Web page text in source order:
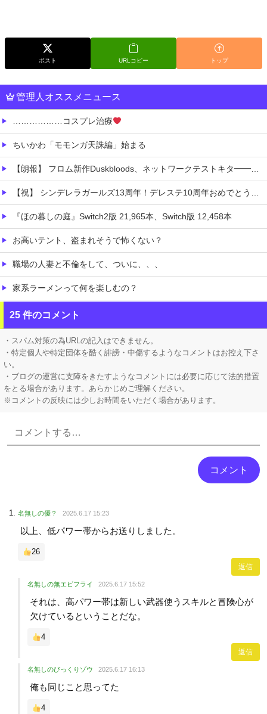
ポスト URLコピー トップ
管理人オススメニュース
………………コスプレ治療
ちいかわ「モモンガ天誅編」始まる
【朗報】 フロム新作Duskbloods、ネットワークテストキタ━━━━(゜∀゜)━━━━!!
【祝】 シンデレラガールズ13周年！デレステ10周年おめでとう！ガチャ更新SSR八神マキノ・イベントSRイヴ、SR望月聖！
『ほの暮しの庭』Switch2版 21,965本、Switch版 12,458本
お高いテント、盗まれそうで怖くない？
職場の人妻と不倫をして、ついに、、、
家系ラーメンって何を楽しむの？
【にじさんじ】 すこや、母親に「ゴミ持ってきなさいよ！」→ おしり振りながら「いーやーヤダヤダ」した結果ガチめにしばかれる
【ホロライブ】 みこちは本当こういうの上手いなｗｗｗ
25 件のコメント
・スパム対策の為URLの記入はできません。
・特定個人や特定団体を酷く誹謗・中傷するようなコメントはお控え下さ
い。
・ブログの運営に支障をきたすようなコメントには必要に応じて法的措置
をとる場合があります。あらかじめご理解ください。
※コメントの反映には少しお時間をいただく場合があります。
名無しの優？ 2025.6.17 15:23
以上、低パワー帯からお送りしました。
26
返信
名無しの無エビフライ 2025.6.17 15:52
それは、高パワー帯は新しい武器使うスキルと冒険心が
欠けているということだな。
4
返信
名無しのびっくりゾウ 2025.6.17 16:13
俺も同じこと思ってた
4